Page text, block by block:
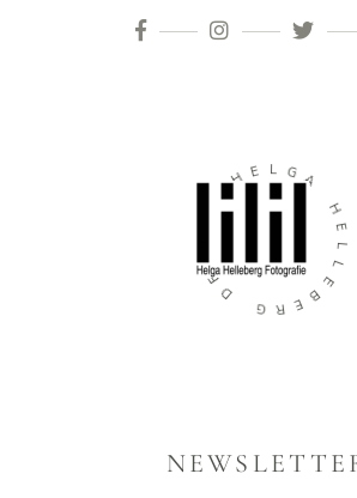
H E L G A
H
E
L
L
E
B
E
R
G
D
E
N